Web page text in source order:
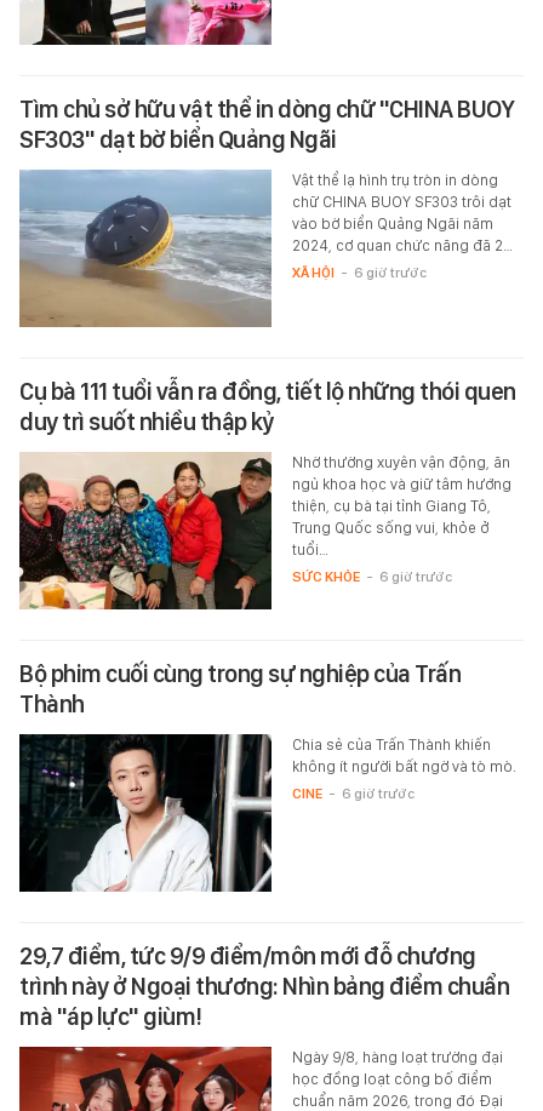
Tìm chủ sở hữu vật thể in dòng chữ "CHINA BUOY
SF303" dạt bờ biển Quảng Ngãi
Vật thể lạ hình trụ tròn in dòng
chữ CHINA BUOY SF303 trôi dạt
vào bờ biển Quảng Ngãi năm
2024, cơ quan chức năng đã 2…
XÃ HỘI - 6 giờ trước
Cụ bà 111 tuổi vẫn ra đồng, tiết lộ những thói quen
duy trì suốt nhiều thập kỷ
Nhờ thường xuyên vận động, ăn
ngủ khoa học và giữ tâm hướng
thiện, cụ bà tại tỉnh Giang Tô,
Trung Quốc sống vui, khỏe ở
tuổi…
SỨC KHỎE - 6 giờ trước
Bộ phim cuối cùng trong sự nghiệp của Trấn
Thành
Chia sẻ của Trấn Thành khiến
không ít người bất ngờ và tò mò.
CINE - 6 giờ trước
29,7 điểm, tức 9/9 điểm/môn mới đỗ chương
trình này ở Ngoại thương: Nhìn bảng điểm chuẩn
mà "áp lực" giùm!
Ngày 9/8, hàng loạt trường đại
học đồng loạt công bố điểm
chuẩn năm 2026, trong đó Đại